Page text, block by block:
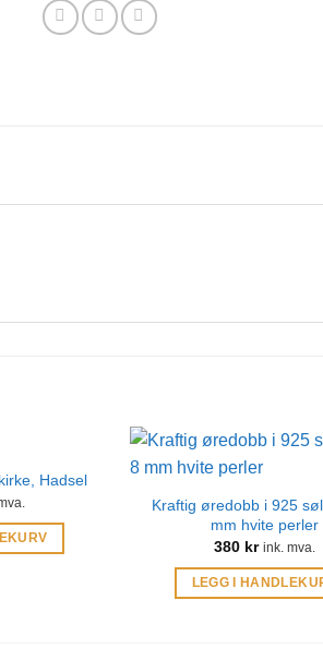
Hadsel
Kraftig øredobb i 925
mm hvite perler
380 kr ink. mva.
LEGG I